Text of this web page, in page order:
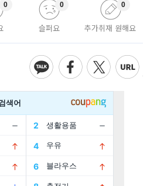
0
슬퍼요
0
추가취재 원해요
0